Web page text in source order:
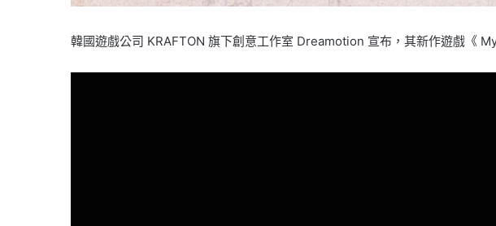
韓國遊戲公司 KRAFTON 旗下創意工作室 Dreamotion 宣布，其新作遊戲《